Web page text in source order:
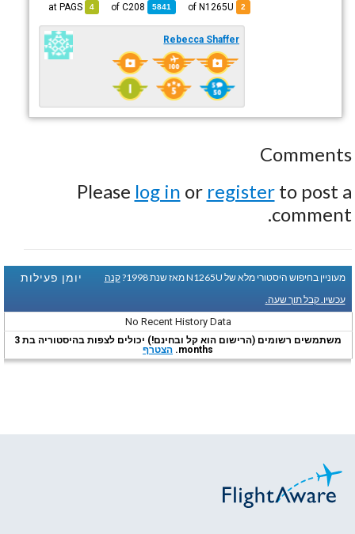
2
5841
C208
4
PAGS
Rebecca Shaffer
Comments
Please log in or registerto post a
comment.
יומן פעילות מעוניין בחיפוש היסטורי מלא של N1265U מאז שנת 1998?
קנה
עכשיו. קבל תוך שעה.
No Recent History Data
משתמשים רשומים (הרישום הוא קל ובחינם!) יכולים לצפות בהיסטוריה בת 3
months. הצטרף